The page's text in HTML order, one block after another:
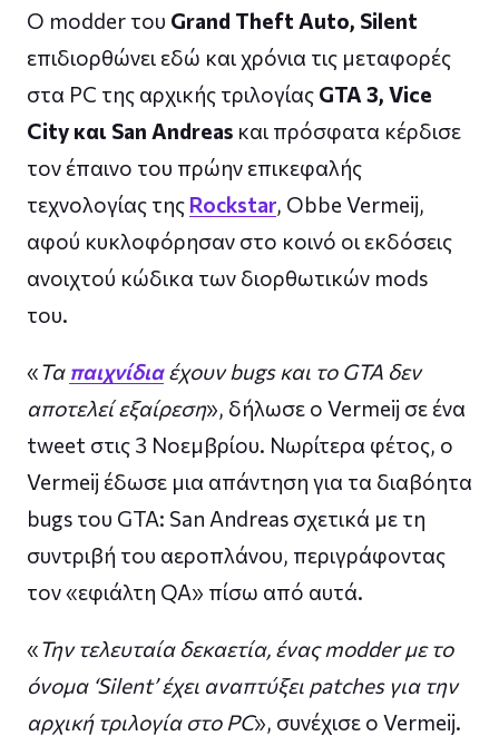
Ο modder του Grand Theft Auto, Silent
επιδιορθώνει εδώ και χρόνια τις μεταφορές
στα PC της αρχικής τριλογίας GTA 3, Vice
City και San Andreas και πρόσφατα κέρδισε
τον έπαινο του πρώην επικεφαλής
τεχνολογίας της Rockstar, Obbe Vermeij,
αφού κυκλοφόρησαν στο κοινό οι εκδόσεις
ανοιχτού κώδικα των διορθωτικών mods
του.
«Τα παιχνίδιαέχουν bugs και το GTA δεν
αποτελεί εξαίρεση», δήλωσε ο Vermeij σε ένα
tweet στις 3 Νοεμβρίου. Νωρίτερα φέτος, ο
Vermeij έδωσε μια απάντηση για τα διαβόητα
bugs του GTA: San Andreas σχετικά με τη
συντριβή του αεροπλάνου, περιγράφοντας
τον «εφιάλτη QA» πίσω από αυτά.
«Την τελευταία δεκαετία, ένας modder με το
όνομα ‘Silent’ έχει αναπτύξει patches για την
αρχική τριλογία στο PC», συνέχισε ο Vermeij.